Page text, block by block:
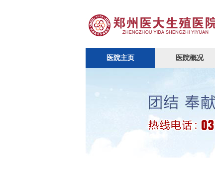
医院主页 医院概况